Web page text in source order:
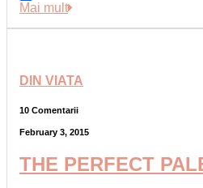
Link
Share
Mai mult
DIN VIATA
10 Comentarii
February 3, 2015
THE PERFECT